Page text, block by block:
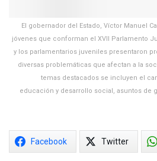
El gobernador del Estado, Víctor Manuel
jóvenes que conforman el XVII Parlamento
y los parlamentarios juveniles presentaron
diversas problemáticas que afectan a la
temas destacados se incluyen el
educación y desarrollo social, asuntos de
Facebook Twitter